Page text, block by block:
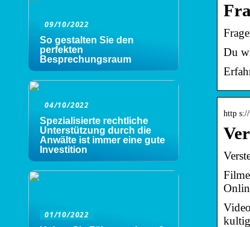
Du
http s://
09/10/2022
So gestalten Sie den
perfekten
Besprechungsraum
04/10/2022
Spezialisierte rechtliche
Unterstützung durch die
Anwälte ist immer eine gute
Investition
01/10/2022